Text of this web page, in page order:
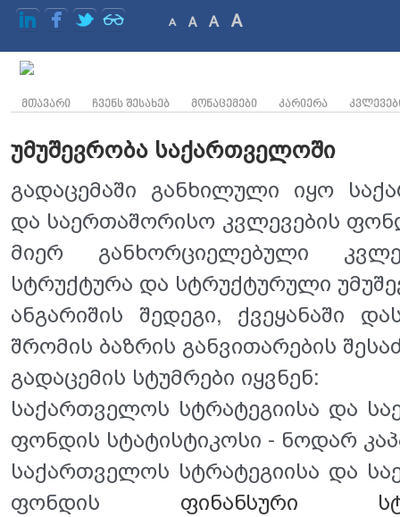
A A A A
ᲛᲗᲐᲕᲐᲠᲘ ᲩᲕᲔᲜᲡ ᲨᲔᲡᲐᲮᲔᲑ ᲛᲝᲜᲐᲪᲔᲛᲔᲑᲘ ᲙᲐᲠᲘᲔᲠᲐ
უმუშევრობა საქართველოში
გადაცემაში განხილული იყო
და საერთაშორისო კვლევების
მიერ განხორციელებული
სტრუქტურა და სტრუქტურული
ანგარიშის შედეგი, ქვეყანაში
შრომის ბაზრის განვითარების
გადაცემის სტუმრები იყვნენ:
საქართველოს სტრატეგიისა და
ფონდის სტატისტიკოსი - ნოდარ
საქართველოს სტრატეგიისა და
ფონდის
ფინანსური